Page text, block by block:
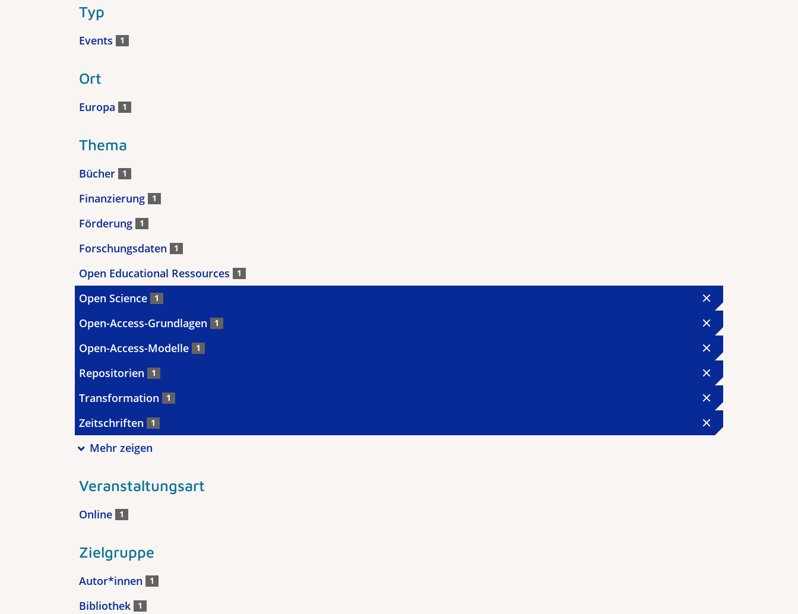
Typ
Events 1
Ort
Europa 1
Thema
Bücher 1
Finanzierung 1
Förderung 1
Forschungsdaten 1
Open Educational Ressources 1
Open Science 1
Open-Access-Grundlagen 1
Open-Access-Modelle 1
Repositorien 1
Transformation 1
Zeitschriften 1
Mehr zeigen
Veranstaltungsart
Online 1
Zielgruppe
Autor*innen 1
Bibliothek 1